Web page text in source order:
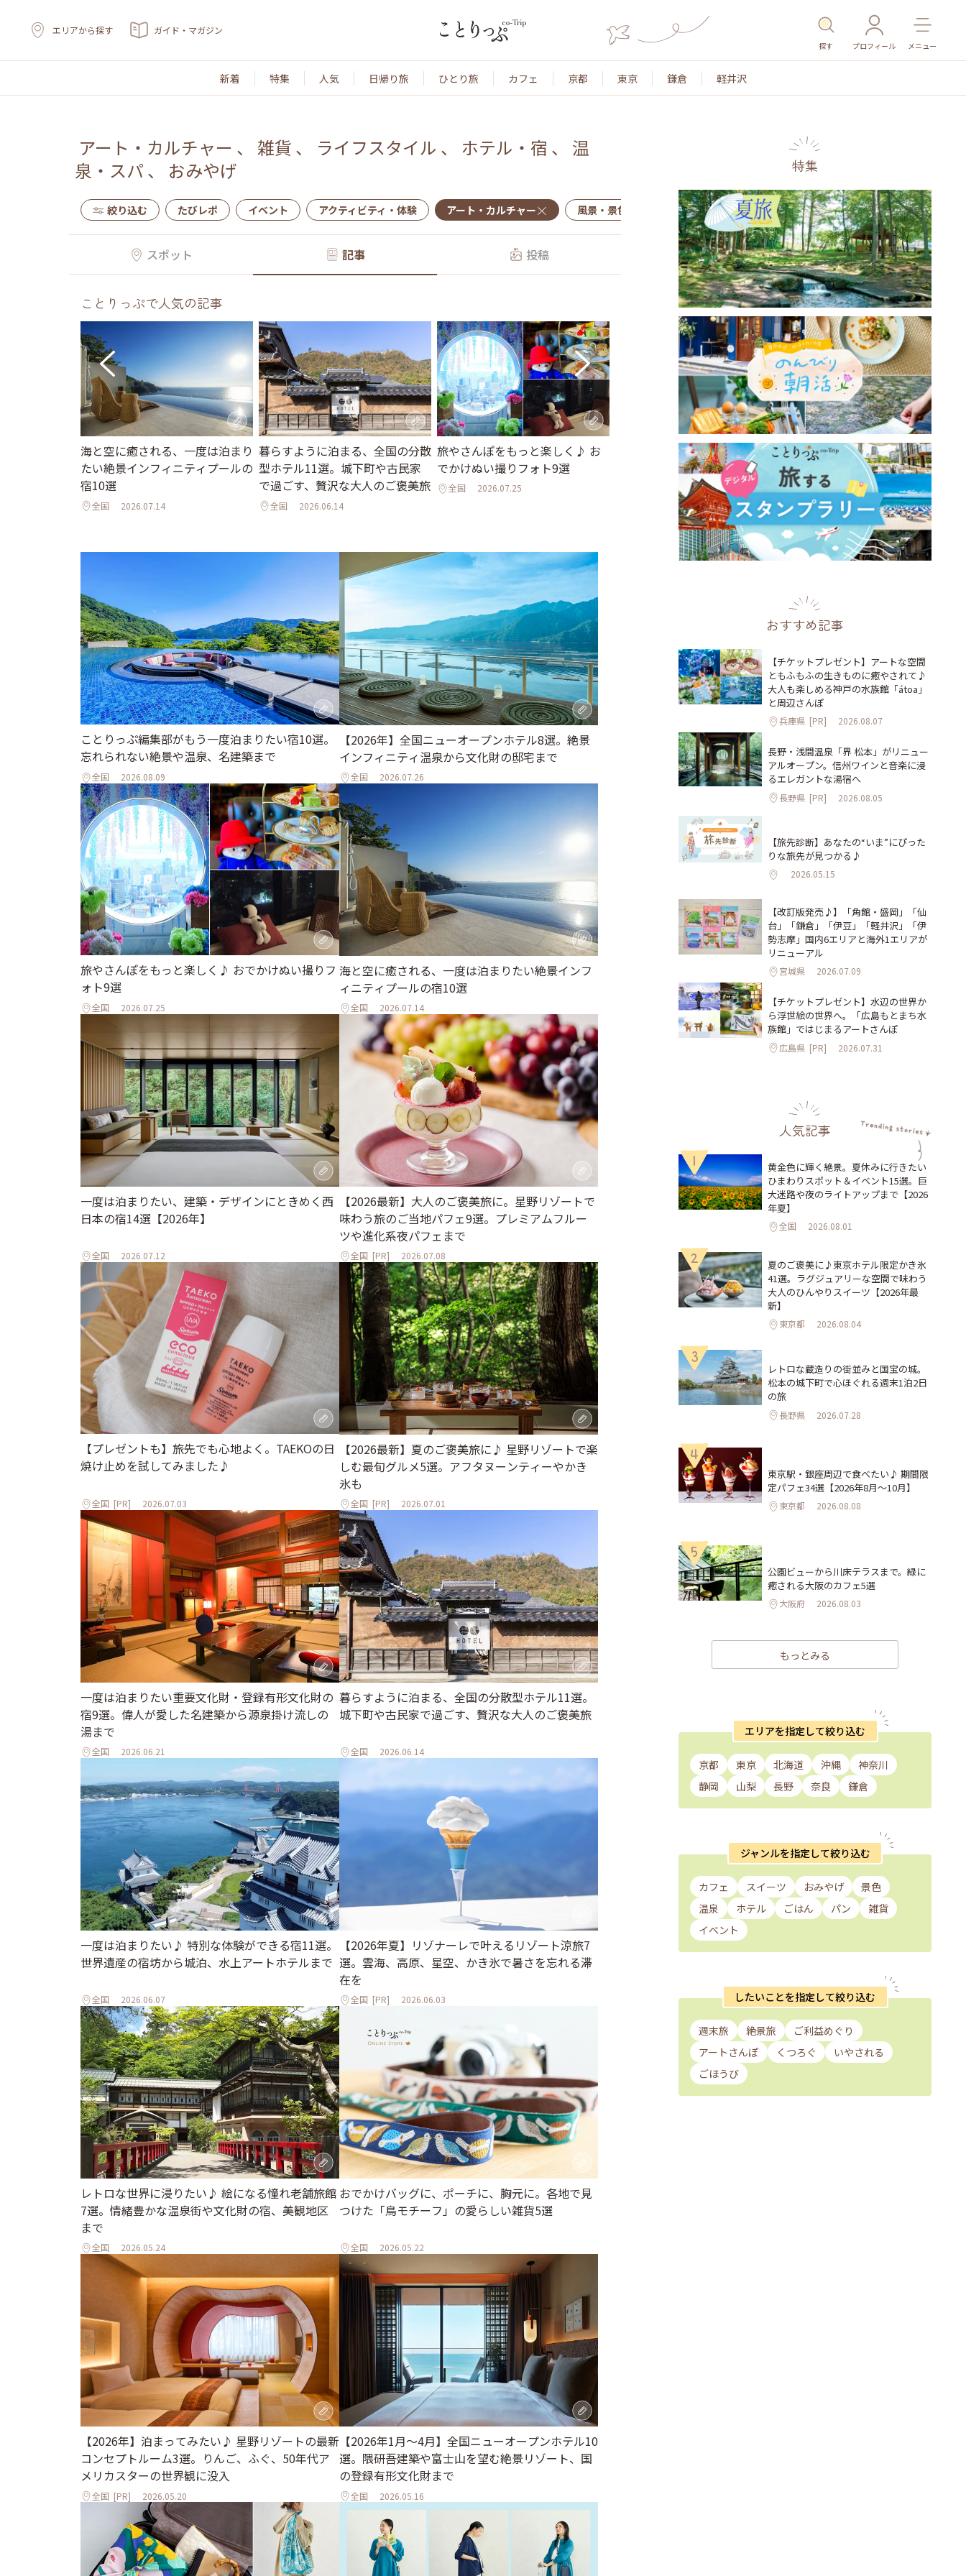
エリアから探す ガイド・マガジン
探す プロフィール メニュー
新着 特集 人気 日帰り旅 ひとり旅 カフェ 京都 東京 鎌倉 軽井沢
アート・カルチャー 、 雑貨 、 ライフスタイル 、 ホテル・宿 、 温
泉・スパ 、 おみやげ
絞り込む たびレポ イベント アクティビティ・体験 アート・カルチャー 風景・景色 名所・旧跡 温泉・スパ その他施設 ごはん
スポット 記事 投稿
ことりっぷで人気の記事
海と空に癒される、一度は泊まり
たい絶景インフィニティプールの
宿10選
全国 2026.07.14
暮らすように泊まる、全国の分散
型ホテル11選。城下町や古民家
で過ごす、贅沢な大人のご褒美旅
全国 2026.06.14
旅やさんぽをもっと楽しく♪ お
でかけぬい撮りフォト9選
全国 2026.07.25
一度は泊まりたい、建築・デザイ
ンにときめく西日本の宿14選
2026.07.12
ことりっぷ編集部がもう一度泊まりたい宿10選。
忘れられない絶景や温泉、名建築まで
全国 2026.08.09
【2026年】全国ニューオープンホテル8選。絶景
インフィニティ温泉から文化財の邸宅まで
全国 2026.07.26
旅やさんぽをもっと楽しく♪ おでかけぬい撮りフ
ォト9選
全国 2026.07.25
海と空に癒される、一度は泊まりたい絶景インフ
ィニティプールの宿10選
全国 2026.07.14
一度は泊まりたい、建築・デザインにときめく西
日本の宿14選【2026年】
全国 2026.07.12
【2026最新】大人のご褒美旅に。星野リゾートで
味わう旅のご当地パフェ9選。プレミアムフルー
ツや進化系夜パフェまで
全国 [PR] 2026.07.08
【プレゼントも】旅先でも心地よく。TAEKOの日
焼け止めを試してみました♪
全国 [PR] 2026.07.03
【2026最新】夏のご褒美旅に♪ 星野リゾートで楽
しむ最旬グルメ5選。アフタヌーンティーやかき
氷も
全国 [PR] 2026.07.01
一度は泊まりたい重要文化財・登録有形文化財の
宿9選。偉人が愛した名建築から源泉掛け流しの
湯まで
全国 2026.06.21
暮らすように泊まる、全国の分散型ホテル11選。
城下町や古民家で過ごす、贅沢な大人のご褒美旅
全国 2026.06.14
一度は泊まりたい♪ 特別な体験ができる宿11選。
世界遺産の宿坊から城泊、水上アートホテルまで
全国 2026.06.07
【2026年夏】リゾナーレで叶えるリゾート涼旅7
選。雲海、高原、星空、かき氷で暑さを忘れる滞
在を
全国 [PR] 2026.06.03
レトロな世界に浸りたい♪ 絵になる憧れ老舗旅館
7選。情緒豊かな温泉街や文化財の宿、美観地区
まで
全国 2026.05.24
おでかけバッグに、ポーチに、胸元に。各地で見
つけた「鳥モチーフ」の愛らしい雑貨5選
全国 2026.05.22
【2026年】泊まってみたい♪ 星野リゾートの最新
コンセプトルーム3選。りんご、ふぐ、50年代ア
メリカスターの世界観に没入
全国 [PR] 2026.05.20
【2026年1月～4月】全国ニューオープンホテル10
選。隈研吾建築や富士山を望む絶景リゾート、国
の登録有形文化財まで
全国 2026.05.16
特集
おすすめ記事
【チケットプレゼント】アートな空間
ともふもふの生きものに癒やされて♪
大人も楽しめる神戸の水族館「átoa」
と周辺さんぽ
兵庫県 [PR] 2026.08.07
長野・浅間温泉「界 松本」がリニュー
アルオープン。信州ワインと音楽に浸
るエレガントな湯宿へ
長野県 [PR] 2026.08.05
【旅先診断】あなたの“いま”にぴった
りな旅先が見つかる♪
2026.05.15
【改訂版発売♪】「角館・盛岡」「仙
台」「鎌倉」「伊豆」「軽井沢」「伊
勢志摩」国内6エリアと海外1エリアが
リニューアル
宮城県 2026.07.09
【チケットプレゼント】水辺の世界か
ら浮世絵の世界へ。「広島もとまち水
族館」ではじまるアートさんぽ
広島県 [PR] 2026.07.31
人気記事
1
黄金色に輝く絶景。夏休みに行きたい
ひまわりスポット＆イベント15選。巨
大迷路や夜のライトアップまで【2026
年夏】
全国 2026.08.01
2
夏のご褒美に♪東京ホテル限定かき氷
41選。ラグジュアリーな空間で味わう
大人のひんやりスイーツ【2026年最
新】
東京都 2026.08.04
3
レトロな蔵造りの街並みと国宝の城。
松本の城下町で心ほぐれる週末1泊2日
の旅
長野県 2026.07.28
4
東京駅・銀座周辺で食べたい♪ 期間限
定パフェ34選【2026年8月～10月】
東京都 2026.08.08
5
公園ビューから川床テラスまで。緑に
癒される大阪のカフェ5選
大阪府 2026.08.03
もっとみる
エリアを指定して絞り込む
京都 東京 北海道 沖縄
神奈川
静岡
山梨 長野 奈良 鎌倉
ジャンルを指定して絞り込む
カフェ スイーツ おみやげ
景色
温泉
ホテル ごはん パン
雑貨
イベント
したいことを指定して絞り込む
週末旅 絶景旅
ご利益めぐり
アートさんぽ
くつろぐ
いやされる
ごほうび